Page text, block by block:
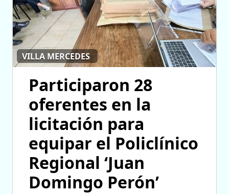
VILLA MERCEDES
Participaron 28
oferentes en la
licitación para
equipar el Policlínico
Regional ‘Juan
Domingo Perón’